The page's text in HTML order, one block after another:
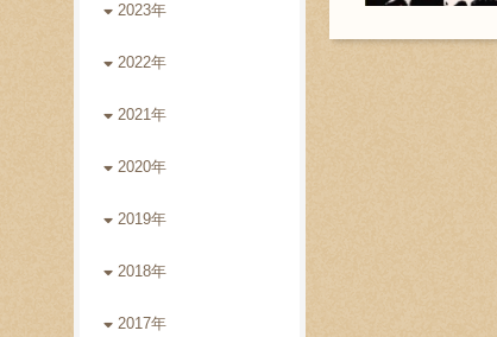
2023年
2022年
2021年
2020年
2019年
2018年
2017年